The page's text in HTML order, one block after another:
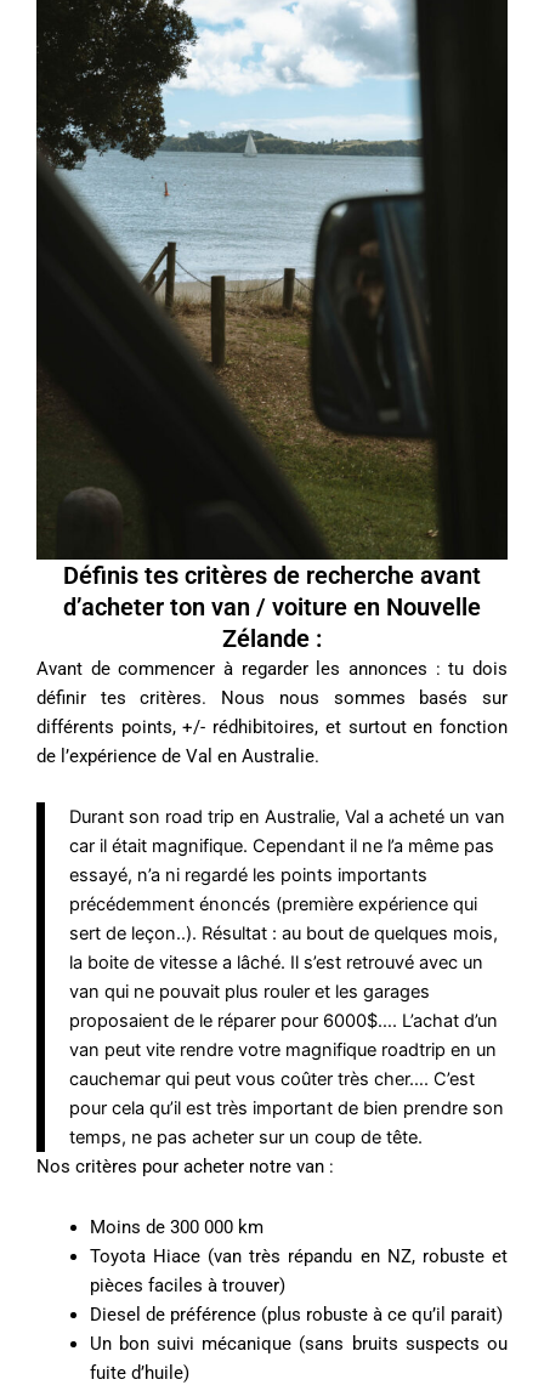
Définis tes critères de recherche avant
d’acheter ton van / voiture en Nouvelle
Zélande :
Avant de commencer à regarder les annonces : tu dois
définir tes critères. Nous nous sommes basés sur
différents points, +/- rédhibitoires, et surtout en fonction
de l’expérience de Val en Australie.
Durant son road trip en Australie, Val a acheté un van
car il était magnifique. Cependant il ne l’a même pas
essayé, n’a ni regardé les points importants
précédemment énoncés (première expérience qui
sert de leçon..). Résultat : au bout de quelques mois,
la boite de vitesse a lâché. Il s’est retrouvé avec un
van qui ne pouvait plus rouler et les garages
proposaient de le réparer pour 6000$…. L’achat d’un
van peut vite rendre votre magnifique roadtrip en un
cauchemar qui peut vous coûter très cher…. C’est
pour cela qu’il est très important de bien prendre son
temps, ne pas acheter sur un coup de tête.
Nos critères pour acheter notre van :
Moins de 300 000 km
Toyota Hiace (van très répandu en NZ, robuste et
pièces faciles à trouver)
Diesel de préférence (plus robuste à ce qu’il parait)
Un bon suivi mécanique (sans bruits suspects ou
fuite d’huile)